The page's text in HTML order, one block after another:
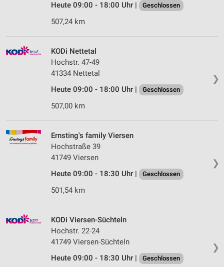
Heute 09:00 - 18:00 Uhr |
Geschlossen
507,24 km
❯
KODi Nettetal
Hochstr. 47-49
41334 Nettetal
Heute 09:00 - 18:00 Uhr |
Geschlossen
507,00 km
❯
Ernsting's family Viersen
Hochstraße 39
41749 Viersen
Heute 09:00 - 18:30 Uhr |
Geschlossen
501,54 km
❯
KODi Viersen-Süchteln
Hochstr. 22-24
41749 Viersen-Süchteln
Heute 09:00 - 18:30 Uhr |
Geschlossen